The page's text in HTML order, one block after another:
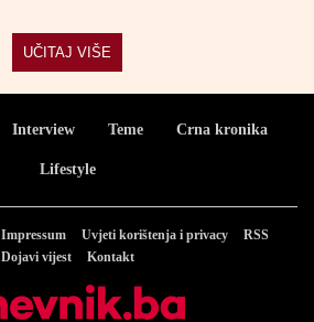
UČITAJ VIŠE
Interview Teme Crna kronika
Lifestyle
Impressum Uvjeti korištenja i privacy
RSS
Dojavi vijest
Kontakt